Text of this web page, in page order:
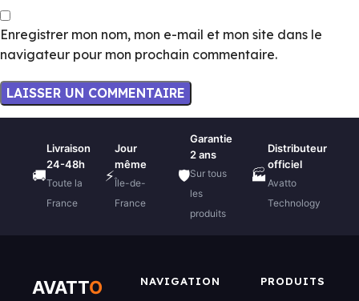
Enregistrer mon nom, mon e-mail et mon site dans le
navigateur pour mon prochain commentaire.
🚚
Livraison
24-48h
Toute la
France
⚡
Jour
même
Île-de-
France
🛡️
Garantie
2 ans
Sur tous
les
produits
🏭
Distributeur
officiel
Avatto
Technology
AVATTO
NAVIGATION PRODUITS